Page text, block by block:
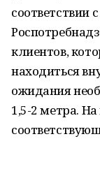
соответствии
клиентов,
находиться
ожидания
1,5-2 метра.